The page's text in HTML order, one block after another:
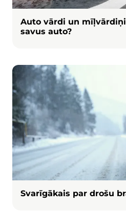
Auto vārdi un
savus auto?
Attēls
Svarīgākais par drošu